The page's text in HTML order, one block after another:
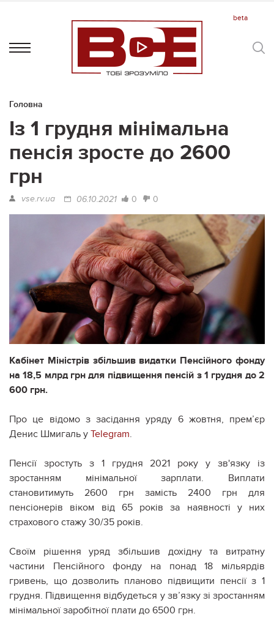
Головна
Із 1 грудня мінімальна
пенсія зросте до 2600
грн
vse.rv.ua 06.10.2021 0 0
Кабінет Міністрів збільшив видатки Пенсійного фонду
на 18,5 млрд грн для підвищення пенсій з 1 грудня до 2
600 грн.
Про це відомо з засідання уряду 6 жовтня, прем’єр
Денис Шмигаль у Telegram.
Пенсії зростуть з 1 грудня 2021 року у зв'язку із
зростанням мінімальної зарплати. Виплати
становитимуть 2600 грн замість 2400 грн для
пенсіонерів віком від 65 років за наявності у них
страхового стажу 30/35 років.
Своїм рішення уряд збільшив дохідну та витратну
частини Пенсійного фонду на понад 18 мільярдів
гривень, що дозволить планово підвищити пенсії з 1
грудня. Підвищення відбудеться у зв’язку зі зростанням
мінімальної заробітної плати до 6500 грн.